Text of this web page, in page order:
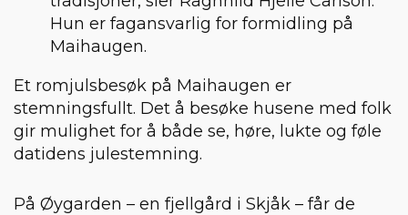
Hun er fagansvarlig for formidling på
Maihaugen.
Et romjulsbesøk på Maihaugen er
stemningsfullt. Det å besøke husene med folk
gir mulighet for å både se, høre, lukte og føle
datidens julestemning.
På Øygarden – en fjellgård i Skjåk – får de